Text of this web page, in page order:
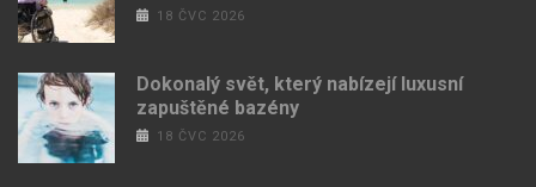
18 ČVC 2026
Dokonalý svět, který nabízejí luxusní
zapuštěné bazény
18 ČVC 2026